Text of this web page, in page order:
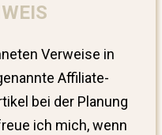
Verweise in
Affiliate-
bei der Planung
ich mich, wenn